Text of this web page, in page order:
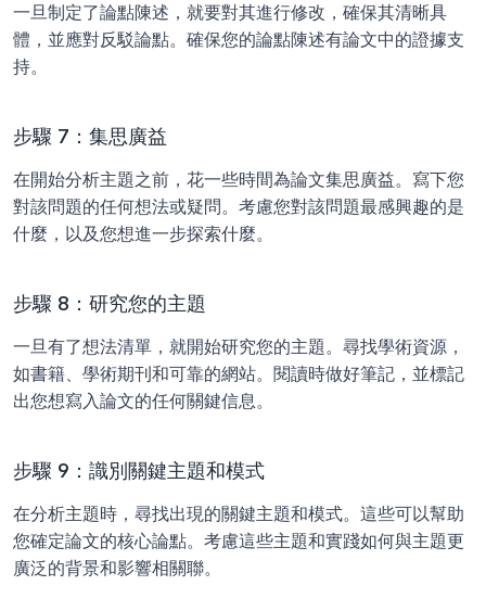
一旦制定了論點陳述，就要對其進行修改，確保其清晰具
體，並應對反駁論點。確保您的論點陳述有論文中的證據支
持。
步驟 7：集思廣益
在開始分析主題之前，花一些時間為論文集思廣益。寫下您
對該問題的任何想法或疑問。考慮您對該問題最感興趣的是
什麼，以及您想進一步探索什麼。
步驟 8：研究您的主題
一旦有了想法清單，就開始研究您的主題。尋找學術資源，
如書籍、學術期刊和可靠的網站。閱讀時做好筆記，並標記
出您想寫入論文的任何關鍵信息。
步驟 9：識別關鍵主題和模式
在分析主題時，尋找出現的關鍵主題和模式。這些可以幫助
您確定論文的核心論點。考慮這些主題和實踐如何與主題更
廣泛的背景和影響相關聯。